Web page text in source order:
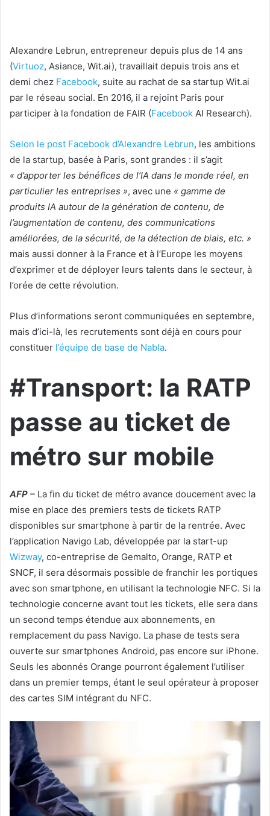
Alexandre Lebrun, entrepreneur depuis plus de 14 ans
(Virtuoz, Asiance, Wit.ai), travaillait depuis trois ans et
demi chez Facebook, suite au rachat de sa startup Wit.ai
par le réseau social. En 2016, il a rejoint Paris pour
participer à la fondation de FAIR (Facebook AI Research).
Selon le post Facebook d’Alexandre Lebrun, les ambitions
de la startup, basée à Paris, sont grandes : il s’agit
« d’apporter les bénéfices de l’IA dans le monde réel, en
particulier les entreprises », avec une « gamme de
produits IA autour de la génération de contenu, de
l’augmentation de contenu, des communications
améliorées, de la sécurité, de la détection de biais, etc. »
mais aussi donner à la France et à l’Europe les moyens
d’exprimer et de déployer leurs talents dans le secteur, à
l’orée de cette révolution.
Plus d’informations seront communiquées en septembre,
mais d’ici-là, les recrutements sont déjà en cours pour
constituer l’équipe de base de Nabla.
#Transport: la RATP
passe au ticket de
métro sur mobile
AFP – La fin du ticket de métro avance doucement avec la
mise en place des premiers tests de tickets RATP
disponibles sur smartphone à partir de la rentrée. Avec
l’application Navigo Lab, développée par la start-up
Wizway, co-entreprise de Gemalto, Orange, RATP et
SNCF, il sera désormais possible de franchir les portiques
avec son smartphone, en utilisant la technologie NFC. Si la
technologie concerne avant tout les tickets, elle sera dans
un second temps étendue aux abonnements, en
remplacement du pass Navigo. La phase de tests sera
ouverte sur smartphones Android, pas encore sur iPhone.
Seuls les abonnés Orange pourront également l’utiliser
dans un premier temps, étant le seul opérateur à proposer
des cartes SIM intégrant du NFC.